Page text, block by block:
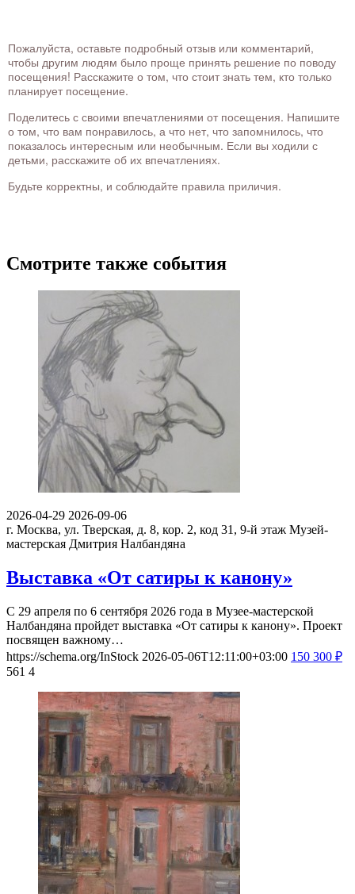
Пожалуйста, оставьте подробный отзыв или комментарий,
чтобы другим людям было проще принять решение по поводу
посещения! Расскажите о том, что стоит знать тем, кто только
планирует посещение.
Поделитесь с своими впечатлениями от посещения. Напишите
о том, что вам понравилось, а что нет, что запомнилось, что
показалось интересным или необычным. Если вы ходили с
детьми, расскажите об их впечатлениях.
Будьте корректны, и соблюдайте правила приличия.
Смотрите также события
2026-04-29 2026-09-06
г. Москва, ул. Тверская, д. 8, кор. 2, код 31, 9-й этаж Музей-
мастерская Дмитрия Налбандяна
Выставка «От сатиры к канону»
С 29 апреля по 6 сентября 2026 года в Музее-мастерской
Налбандяна пройдет выставка «От сатиры к канону». Проект
посвящен важному…
https://schema.org/InStock 2026-05-06T12:11:00+03:00 150 300 ₽
561 4